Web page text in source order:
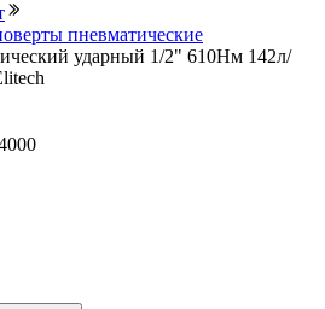
пневматические
ударный 1/2" 610Нм 142л/